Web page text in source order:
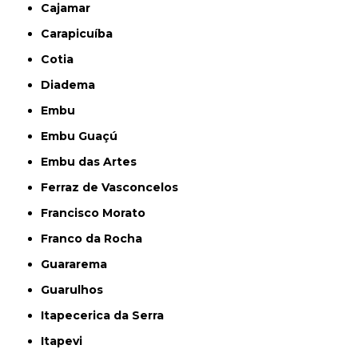
Cajamar
Carapicuíba
Cotia
Diadema
Embu
Embu Guaçú
Embu das Artes
Ferraz de Vasconcelos
Francisco Morato
Franco da Rocha
Guararema
Guarulhos
Itapecerica da Serra
Itapevi